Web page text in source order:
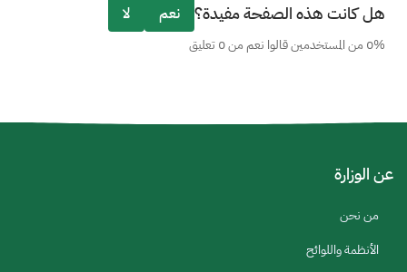
هل كانت هذه الصفحة مفيدة؟ نعم لا
0% من المستخدمين قالوا نعم من 0 تعليق
عن الوزارة
من نحن
الأنظمة واللوائح